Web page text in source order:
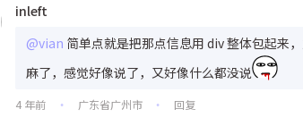
inleft
@vian 简单点就是把那点信息用 div 整体包起来
麻了，感觉好像说了，又好像什么都没说
4 年前 • 广东省广州市 • 回复